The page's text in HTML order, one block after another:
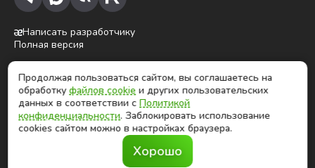
Написать разработчику
Полная версия
ⓒ Глобалтек, 2026
Цены на сайте не являются публичной офертой
Продолжая использовать сайт, вы соглашаетесь на
файлов cookiesи других
пользовательских данных в соответствии с
Продолжая пользоваться сайтом, вы соглашаетесь на
обработкуфайлов cookie и других пользовательских
данных в соответствии сПолитикой
конфиденциальности. Заблокировать использование
cookies сайтом можно в настройках браузера.
Хорошо